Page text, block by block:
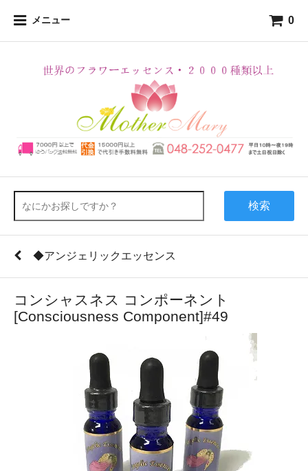
メニュー 0
検索
◆アンジェリックエッセンス
コンシャスネス コンポーネント
[Consciousness Component]#49